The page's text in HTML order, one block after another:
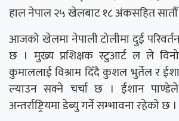
हाल नेपाल २५ खेलबाट १८ अंकसहित सातौँ
आजको खेलमा नेपाली टोलीमा दुई
छ । मुख्य प्रशिक्षक स्टुआर्ट ल ले
कुमाललाई विश्राम दिँदै कुशल भुर्तेल र
ल्याउन सक्ने चर्चा छ । ईशान
अन्तर्राष्ट्रियमा डेब्यु गर्ने सम्भावना रहेको छ ।